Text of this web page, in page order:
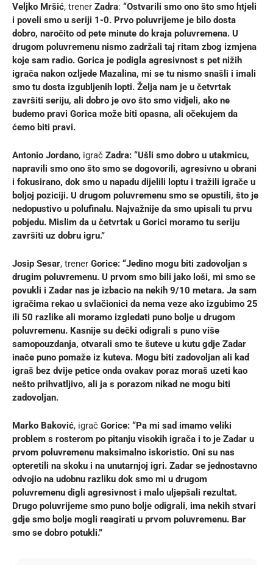
Veljko Mršić, trener Zadra: “Ostvarili smo ono što smo htjeli
i poveli smo u seriji 1-0. Prvo poluvrijeme je bilo dosta
dobro, naročito od pete minute do kraja poluvremena. U
drugom poluvremenu nismo zadržali taj ritam zbog izmjena
koje sam radio. Gorica je podigla agresivnost s pet nižih
igrača nakon ozljede Mazalina, mi se tu nismo snašli i imali
smo tu dosta izgubljenih lopti. Želja nam je u četvrtak
završiti seriju, ali dobro je ovo što smo vidjeli, ako ne
budemo pravi Gorica može biti opasna, ali očekujem da
ćemo biti pravi.
Antonio Jordano, igrač Zadra: “Ušli smo dobro u utakmicu,
napravili smo ono što smo se dogovorili, agresivno u obrani
i fokusirano, dok smo u napadu dijelili loptu i tražili igrače u
boljoj poziciji. U drugom poluvremenu smo se opustili, što je
nedopustivo u polufinalu. Najvažnije da smo upisali tu prvu
pobjedu. Mislim da u četvrtak u Gorici moramo tu seriju
završiti uz dobru igru.”
Josip Sesar, trener Gorice: “Jedino mogu biti zadovoljan s
drugim poluvremenu. U prvom smo bili jako loši, mi smo se
povukli i Zadar nas je izbacio na nekih 9/10 metara. Ja sam
igračima rekao u svlačionici da nema veze ako izgubimo 25
ili 50 razlike ali moramo izgledati puno bolje u drugom
poluvremenu. Kasnije su dečki odigrali s puno više
samopouzdanja, otvarali smo te šuteve u kutu gdje Zadar
inače puno pomaže iz kuteva. Mogu biti zadovoljan ali kad
igraš bez dvije petice onda ovakav poraz moraš uzeti kao
nešto prihvatljivo, ali ja s porazom nikad ne mogu biti
zadovoljan.
Marko Baković, igrač Gorice: “Pa mi sad imamo veliki
problem s rosterom po pitanju visokih igrača i to je Zadar u
prvom poluvremenu maksimalno iskoristio. Oni su nas
opteretili na skoku i na unutarnjoj igri. Zadar se jednostavno
odvojio na udobnu razliku dok smo mi u drugom
poluvremenu digli agresivnost i malo uljepšali rezultat.
Drugo poluvrijeme smo puno bolje odigrali, ima nekih stvari
gdje smo bolje mogli reagirati u prvom poluvremenu. Bar
smo se dobro potukli.”